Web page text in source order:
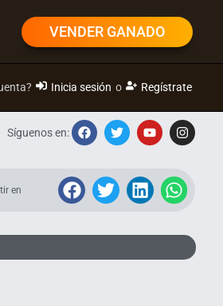
VENDER GANADO
Inicia sesión o Regístrate
Síguenos en:
en